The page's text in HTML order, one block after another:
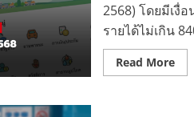
2568) โดยมีเงื่
รายได้ไม่เกิน
Read MoreRead